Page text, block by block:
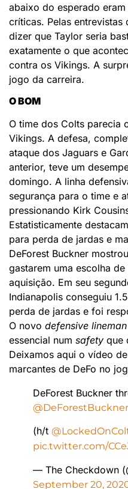
abaixo do esperado
críticas. Pelas entrevistas
dizer que Taylor seria
exatamente o que
contra os Vikings. A
jogo da carreira.
O BOM
O time dos Colts parecia
Vikings. A defesa,
ataque dos Jaguars e
anterior, teve um
domingo. A linha
segurança para o time e
pressionando Kirk
Estatisticamente
para perda de jardas e
DeForest Buckner
gastarem uma escolha
aquisição. Em seu
Indianapolis conseguiu 1.5
perda de jardas e foi
O novo defensive lineman
essencial num safety que
Deixamos aqui o vídeo
marcantes de DeFo no
DeForest Buckner
@DeForestBuckner
(h/t
pic.twitter.com/
— The Checkdown
September 20,